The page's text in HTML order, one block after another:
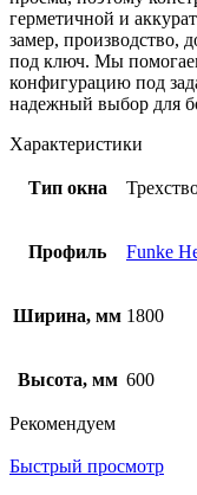
герметичной и
замер, производство,
под ключ. Мы
конфигурацию под
надежный выбор для
Характеристики
Тип окна
Профиль Funke
Ширина, мм 1800
Высота, мм 600
Рекомендуем
Быстрый просмотр